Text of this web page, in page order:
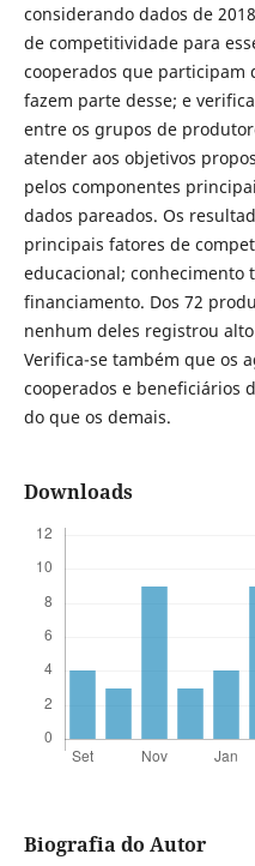
considerando dados de
de competitividade para
cooperados que participam
fazem parte desse; e
entre os grupos de
atender aos objetivos
pelos componentes
dados pareados. Os
principais fatores de
educacional; conhecimento
financiamento. Dos 72
nenhum deles registrou
Verifica-se também que os
cooperados e beneficiários
do que os demais.
Downloads
Biografia do Autor